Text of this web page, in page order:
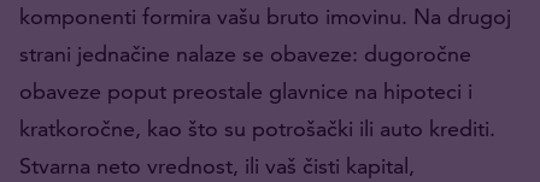
komponenti formira vašu bruto imovinu. Na drugoj
strani jednačine nalaze se obaveze: dugoročne
obaveze poput preostale glavnice na hipoteci i
kratkoročne, kao što su potrošački ili auto krediti.
Stvarna neto vrednost, ili vaš čisti kapital,